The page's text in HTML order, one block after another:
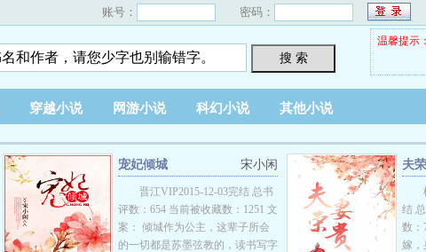
账号： 密码：
搜 索
温馨提示
穿越小说 网游小说 科幻小说 其他小说
宋小闲
宠妃倾城
晋江VIP2015-12-03完结 总书
评数：654 当前被收藏数：1251 文
案： 倾城作为公主，这辈子所会
的一切都是苏墨弦教的，读书写字
夫
结
数：
嫁，